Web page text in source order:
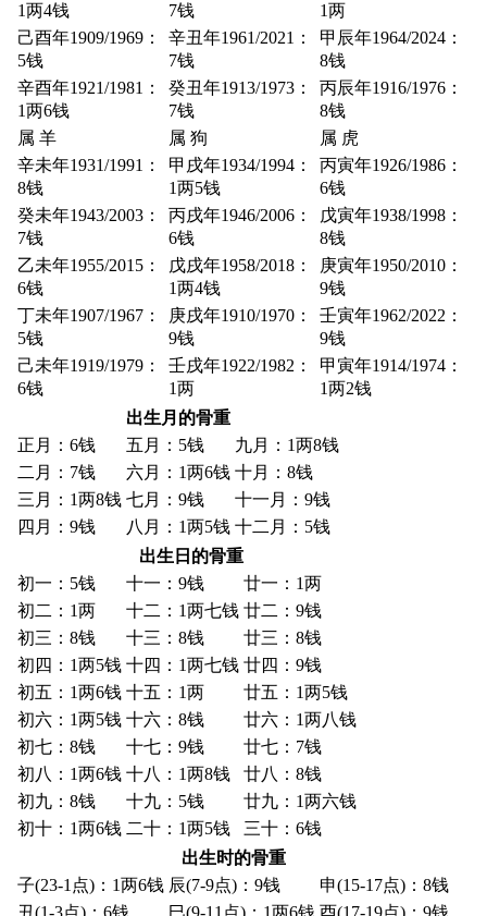
1两4钱
7钱
1两
己酉年1909/1969：
5钱
辛丑年1961/2021：
7钱
甲辰年1964/2024：
8钱
辛酉年1921/1981：
1两6钱
癸丑年1913/1973：
7钱
丙辰年1916/1976：
8钱
属 羊
属 狗
属 虎
辛未年1931/1991：
8钱
甲戌年1934/1994：
1两5钱
丙寅年1926/1986：
6钱
癸未年1943/2003：
7钱
丙戌年1946/2006：
6钱
戊寅年1938/1998：
8钱
乙未年1955/2015：
6钱
戊戌年1958/2018：
1两4钱
庚寅年1950/2010：
9钱
丁未年1907/1967：
5钱
庚戌年1910/1970：
9钱
壬寅年1962/2022：
9钱
己未年1919/1979：
6钱
壬戌年1922/1982：
1两
甲寅年1914/1974：
1两2钱
出生月的骨重
正月：6钱
五月：5钱
九月：1两8钱
二月：7钱
六月：1两6钱 十月：8钱
三月：1两8钱 七月：9钱
十一月：9钱
四月：9钱
八月：1两5钱 十二月：5钱
出生日的骨重
初一：5钱
十一：9钱
廿一：1两
初二：1两
十二：1两七钱 廿二：9钱
初三：8钱
十三：8钱
廿三：8钱
初四：1两5钱 十四：1两七钱 廿四：9钱
初五：1两6钱 十五：1两
廿五：1两5钱
初六：1两5钱 十六：8钱
廿六：1两八钱
初七：8钱
十七：9钱
廿七：7钱
初八：1两6钱 十八：1两8钱
廿八：8钱
初九：8钱
十九：5钱
廿九：1两六钱
初十：1两6钱 二十：1两5钱
三十：6钱
出生时的骨重
子(23-1点)：1两6钱 辰(7-9点)：9钱
申(15-17点)：8钱